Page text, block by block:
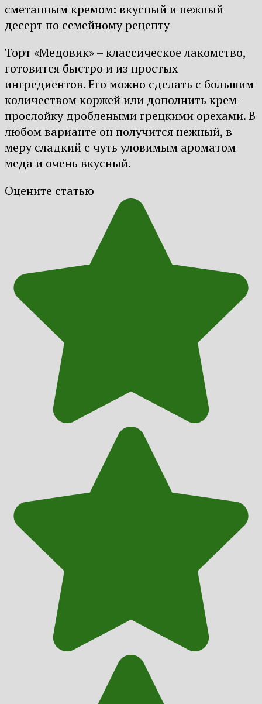
Торт «Медовик» – классическое лакомство,
готовится быстро и из простых
ингредиентов. Его можно сделать с большим
количеством коржей или дополнить крем-
прослойку дроблеными грецкими орехами. В
любом варианте он получится нежный, в
меру сладкий с чуть уловимым ароматом
меда и очень вкусный.
Оцените статью